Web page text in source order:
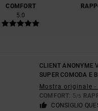
COMFORT
5.0
CLIENT ANONYME
SUPER COMODA E
Mostra originale -
COMFORT: 5/5
CONSIGLIO